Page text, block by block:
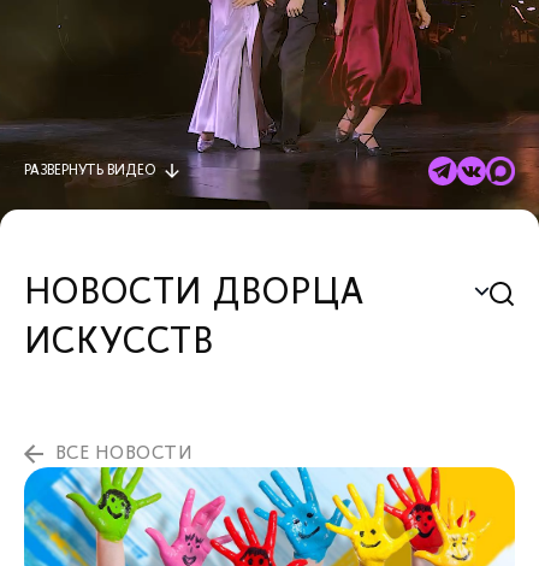
РАЗВЕРНУТЬ ВИДЕО
НОВОСТИ ДВОРЦА
ИСКУССТВ
ВСЕ НОВОСТИ